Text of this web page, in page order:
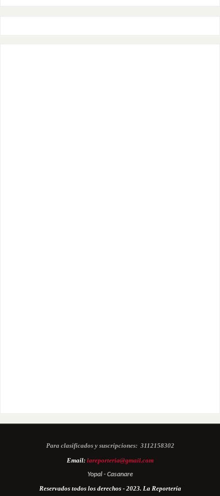
Para clasificados y suscripciones: 3112158302
Email: lareporteria@gmail.com
Yopal - Casanare
Reservados todos los derechos - 2023. La Reportería